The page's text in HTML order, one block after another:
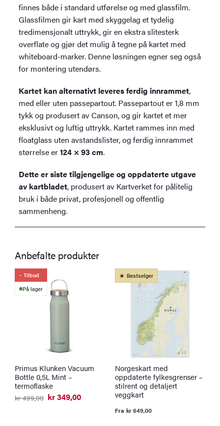
finnes både i standard utførelse og med glassfilm.
Glassfilmen gir kart med skyggelag et tydelig
tredimensjonalt uttrykk, gir en ekstra slitesterk
overflate og gjør det mulig å tegne på kartet med
whiteboard-marker. Denne løsningen egner seg også
for montering utendørs.
Kartet kan alternativt leveres ferdig innrammet,
med eller uten passepartout. Passepartout er 1,8 mm
tykk og produsert av Canson, og gir kartet et mer
eksklusivt og luftig uttrykk. Kartet rammes inn med
floatglass uten avstandslister, og ferdig innrammet
størrelse er124 × 93 cm.
Dette er siste tilgjengelige og oppdaterte utgave
av kartbladet, produsert av Kartverket for pålitelig
bruk i både privat, profesjonell og offentlig
sammenheng.
Anbefalte produkter
Tilbud
På lager
Primus Klunken Vacuum
Bottle 0,5L Mint –
termoflaske
kr499,00
Opprinnelig
kr349,00
Nåværende
Bestselger
Norgeskart med
oppdaterte fylkesgrenser –
stilrent og detaljert
veggkart
Fra kr649,00